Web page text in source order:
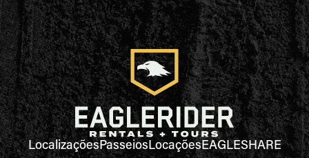
LocalizaçõesPasseiosLocaçõesEAGLESHARE